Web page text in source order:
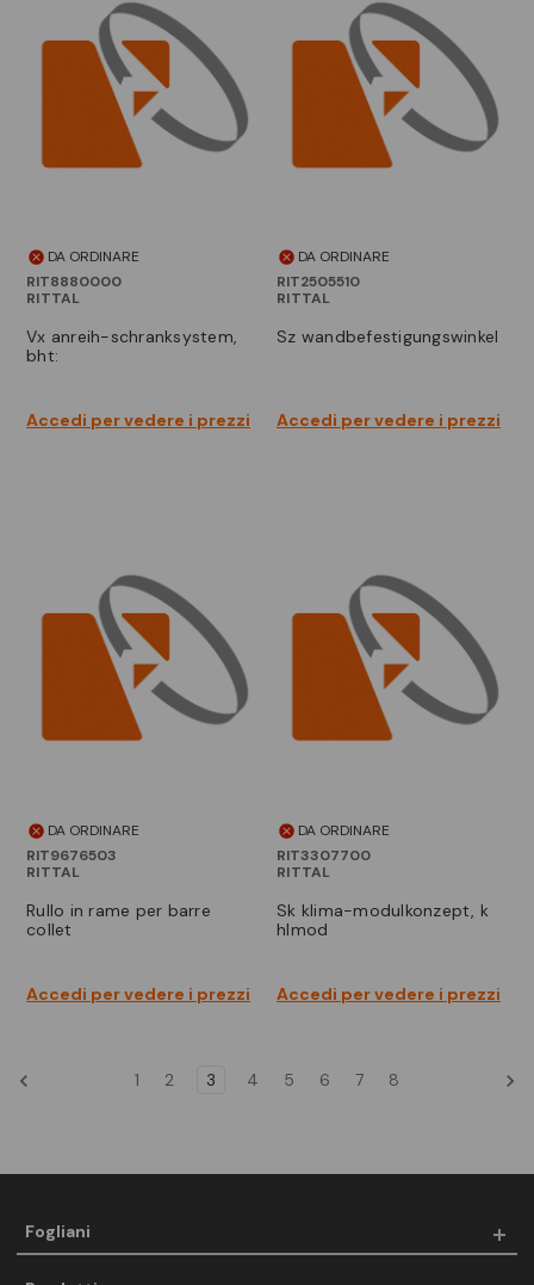
DA ORDINARE
RIT8880000
RITTAL
vx anreih-schranksystem,
bht:
Accedi per vedere i prezzi
DA ORDINARE
RIT2505510
RITTAL
sz wandbefestigungswinkel
Accedi per vedere i prezzi
DA ORDINARE
RIT9676503
RITTAL
rullo in rame per barre
collet
Accedi per vedere i prezzi
DA ORDINARE
RIT3307700
RITTAL
sk klima-modulkonzept, k
hlmod
Accedi per vedere i prezzi
1 2 3 4 5 6 7 8
Fogliani